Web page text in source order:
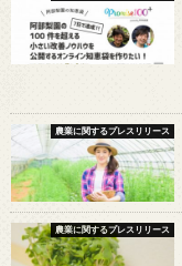
農業に関するプレスリリース
農業に関するプレスリリース